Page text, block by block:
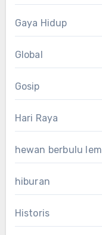
Gaya Hidup
Global
Gosip
Hari Raya
hewan berbulu
hiburan
Historis